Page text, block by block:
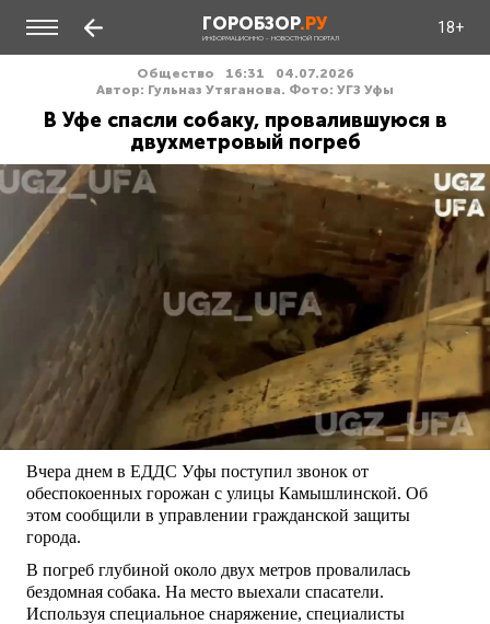
ГОРОБЗОР.РУ
ИНФОРМАЦИОННО - НОВОСТНОЙ ПОРТАЛ
18+
Общество 16:31
04.07.2026
Автор: Гульназ Утяганова. Фото: УГЗ Уфы
В Уфе спасли собаку, провалившуюся в
двухметровый погреб
Вчера днем в ЕДДС Уфы поступил звонок от
обеспокоенных горожан с улицы Камышлинской. Об
этом сообщили в управлении гражданской защиты
города.
В погреб глубиной около двух метров провалилась
бездомная собака. На место выехали спасатели.
Используя специальное снаряжение, специалисты